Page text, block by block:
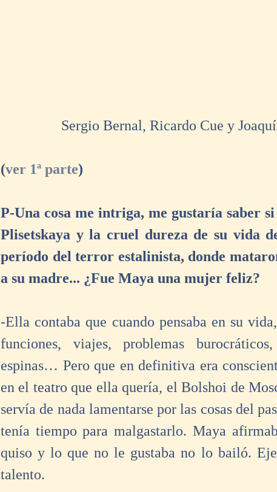
Sergio Bernal, Ricardo Cue y
(ver 1ª parte)
P-Una cosa me intriga, me gustaría saber
Plisetskaya y la cruel dureza de su vida
período del terror estalinista, donde
a su madre... ¿Fue Maya una mujer feliz?
-Ella contaba que cuando pensaba en su
funciones, viajes, problemas
espinas… Pero que en definitiva era
en el teatro que ella quería, el Bolshoi de
servía de nada lamentarse por las cosas del
tenía tiempo para malgastarlo. Maya
quiso y lo que no le gustaba no lo bailó.
talento.